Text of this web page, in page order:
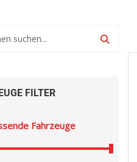
FILTER
Fahrzeuge